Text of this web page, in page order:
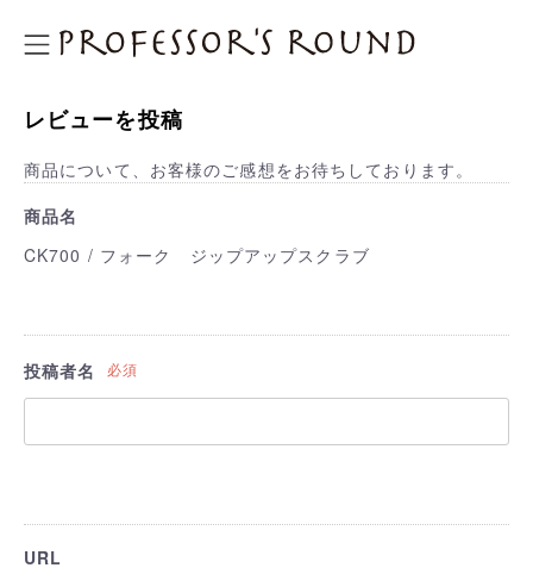
プロフェッサーズラウンド
レビューを投稿
商品について、お客様のご感想をお待ちしております。
商品名
CK700 / フォーク ジップアップスクラブ
投稿者名 必須
URL